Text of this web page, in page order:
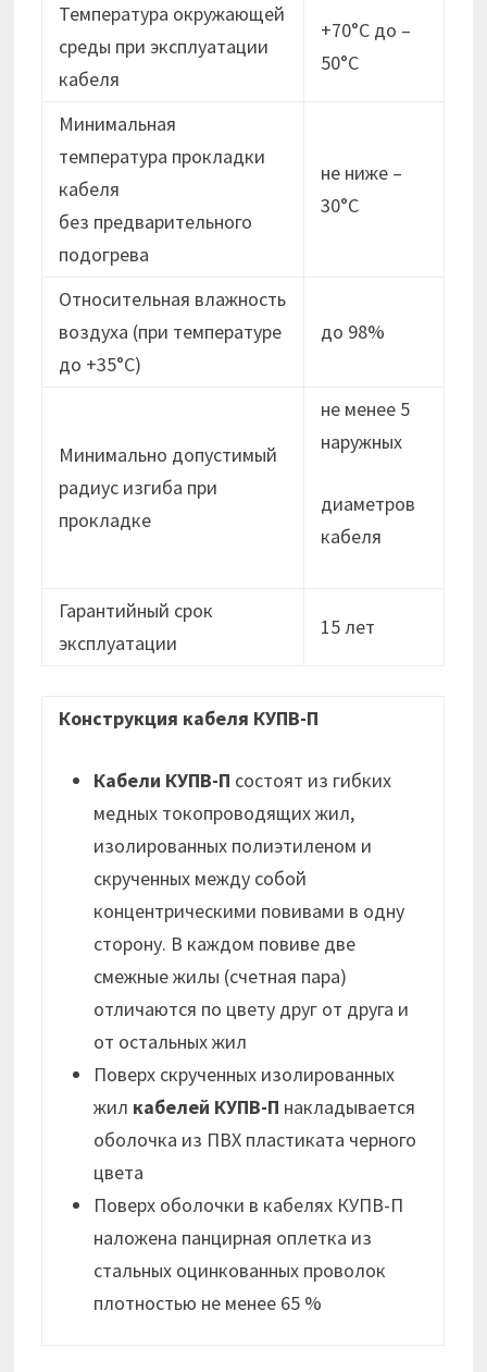
Температура окружающей
среды при эксплуатации
кабеля
+70°С до –
50°С
Минимальная
температура прокладки
кабеля
без предварительного
подогрева
не ниже –
30°C
Относительная влажность
воздуха (при температуре
до +35°С)
до 98%
Минимально допустимый
радиус изгиба при
прокладке
не менее 5
наружных
диаметров
кабеля
Гарантийный срок
эксплуатации
15 лет
Конструкция кабеля КУПВ-П
Кабели КУПВ-П состоят из гибких
медных токопроводящих жил,
изолированных полиэтиленом и
скрученных между собой
концентрическими повивами в одну
сторону. В каждом повиве две
смежные жилы (счетная пара)
отличаются по цвету друг от друга и
от остальных жил
Поверх скрученных изолированных
жил кабелей КУПВ-П накладывается
оболочка из ПВХ пластиката черного
цвета
Поверх оболочки в кабелях КУПВ-П
наложена панцирная оплетка из
стальных оцинкованных проволок
плотностью не менее 65 %